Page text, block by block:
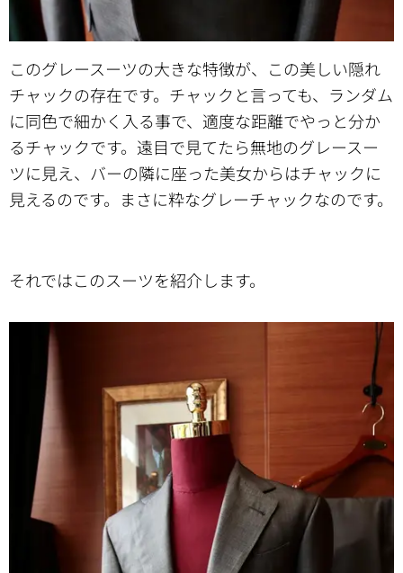
このグレースーツの大きな特徴が、この美しい隠れ
チャックの存在です。チャックと言っても、ランダム
に同色で細かく入る事で、適度な距離でやっと分か
るチャックです。遠目で見てたら無地のグレースー
ツに見え、バーの隣に座った美女からはチャックに
見えるのです。まさに粋なグレーチャックなのです。
それではこのスーツを紹介します。